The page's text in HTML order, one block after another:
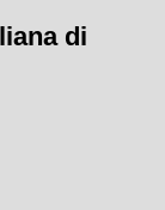
di